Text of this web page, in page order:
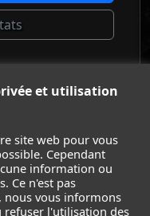
et utilisation
site web pour vous
Cependant
information ou
Ce n'est pas
nous vous informons
refuser l'utilisation des
- 2026
marques déposées
OF ATLANTIS
- CONTACT-
/ CGU-